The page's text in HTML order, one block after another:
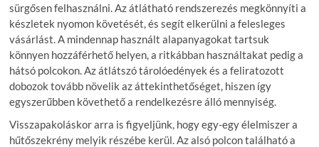
sürgősen felhasználni. Az átlátható rendszerezés megkönnyíti a
készletek nyomon követését, és segít elkerülni a felesleges
vásárlást. A mindennap használt alapanyagokat tartsuk
könnyen hozzáférhető helyen, a ritkábban használtakat pedig a
hátsó polcokon. Az átlátszó tárolóedények és a feliratozott
dobozok tovább növelik az áttekinthetőséget, hiszen így
egyszerűbben követhető a rendelkezésre álló mennyiség.
Visszapakoláskor arra is figyeljünk, hogy egy-egy élelmiszer a
hűtőszekrény melyik részébe kerül. Az alsó polcon található a